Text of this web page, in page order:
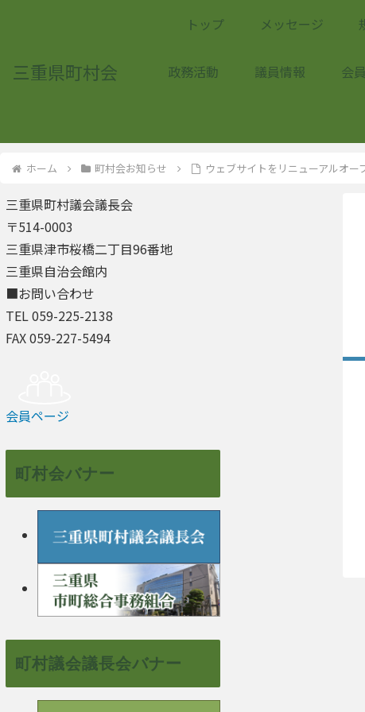
三重県町村会
トップ メッセージ
政務活動 議員情報 会
ホーム 町村会お知らせ ウェブサイトをリニューアルオー
三重県町村議会議長会
〒514-0003
三重県津市桜橋二丁目96番地
三重県自治会館内
■お問い合わせ
TEL 059-225-2138
FAX 059-227-5494
会員ページ
町村会バナー
町村議会議長会バナー